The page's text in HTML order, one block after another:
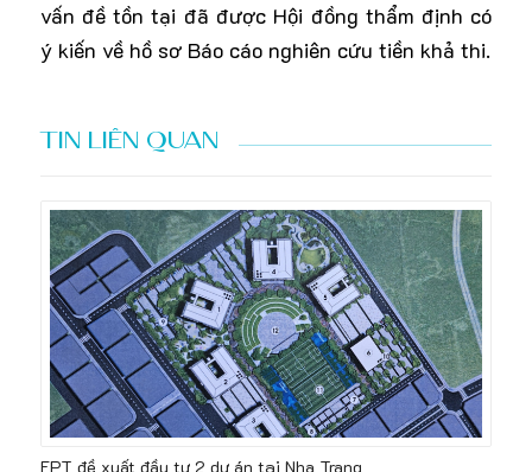
vấn đề tồn tại đã được Hội đồng thẩm định có
ý kiến về hồ sơ Báo cáo nghiên cứu tiền khả thi.
TIN LIÊN QUAN
FPT đề xuất đầu tư 2 dự án tại Nha Trang